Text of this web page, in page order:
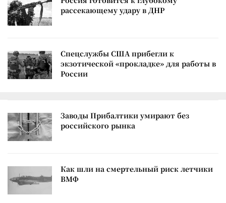
рассекающему удару в ДНР
Спецслужбы США прибегли к
экзотической «прокладке» для работы в
России
Заводы Прибалтики умирают без
российского рынка
Как шли на смертельный риск летчики
ВМФ